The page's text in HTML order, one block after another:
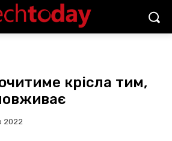
крісла тим,
2022